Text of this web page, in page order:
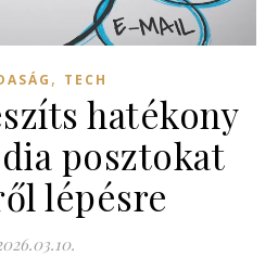
, TECH
hatékony
posztokat
lépésre